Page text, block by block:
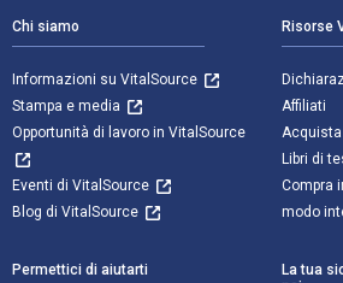
Chi siamo
Informazioni su VitalSource
Stampa e media
Opportunità di lavoro in VitalSource
Eventi di VitalSource
Blog di VitalSource
Risorse
Affiliati
Libri di
Compra
modo
Permettici di aiutarti
La tua